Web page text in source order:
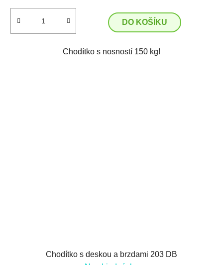
DO KOŠÍKU
Chodítko s nosností 150 kg!
Chodítko s deskou a brzdami 203 DB